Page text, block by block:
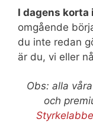
I dagens korta
omgående
du inte redan
är du, vi eller
Obs: alla
och